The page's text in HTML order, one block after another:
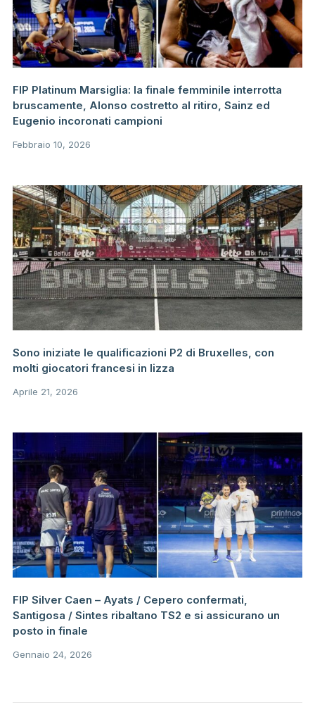
FIP Platinum Marsiglia: la finale femminile interrotta
bruscamente, Alonso costretto al ritiro, Sainz ed
Eugenio incoronati campioni
Febbraio 10, 2026
Sono iniziate le qualificazioni P2 di Bruxelles, con
molti giocatori francesi in lizza
Aprile 21, 2026
FIP Silver Caen – Ayats / Cepero confermati,
Santigosa / Sintes ribaltano TS2 e si assicurano un
posto in finale
Gennaio 24, 2026